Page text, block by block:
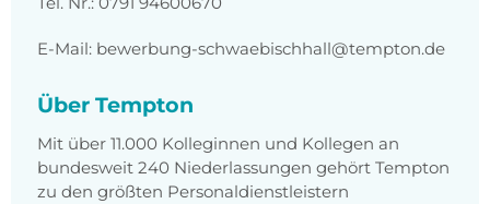
E-Mail: bewerbung-schwaebischhall@tempton.de
Über Tempton
Mit über 11.000 Kolleginnen und Kollegen an
bundesweit 240 Niederlassungen gehört Tempton
zu den größten Personaldienstleistern